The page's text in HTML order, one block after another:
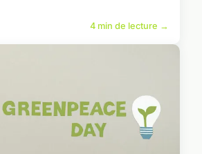
4 min de lecture →